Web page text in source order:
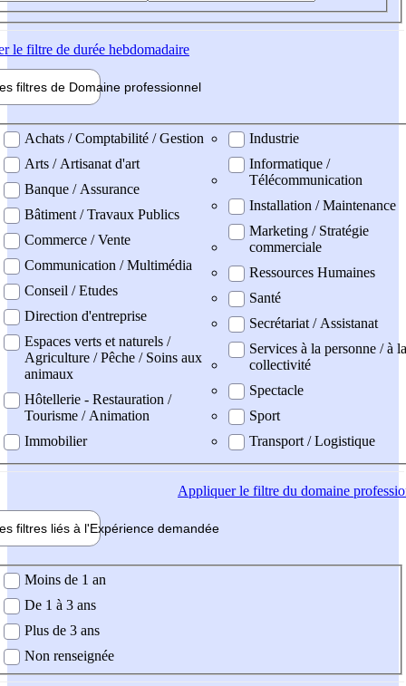
le filtre de durée hebdomadaire
filtres de Domaine professionnel
professionel
Achats / Comptabilité / Gestion
Arts / Artisanat d'art
Banque / Assurance
Bâtiment / Travaux Publics
Commerce / Vente
Communication / Multimédia
Conseil / Etudes
Direction d'entreprise
Espaces verts et naturels /
Agriculture / Pêche / Soins aux
animaux
Hôtellerie - Restauration /
Tourisme / Animation
Immobilier
Industrie
Informatique /
Télécommunication
Installation / Maintenance
Marketing / Stratégie
commerciale
Ressources Humaines
Santé
Secrétariat / Assistanat
Services à la personne / à la
collectivité
Spectacle
Sport
Transport / Logistique
Appliquerle filtre du domaine
filtres liés à l'Expérience demandée
demandée
Moins de 1 an
De 1 à 3 ans
Plus de 3 ans
Non renseignée